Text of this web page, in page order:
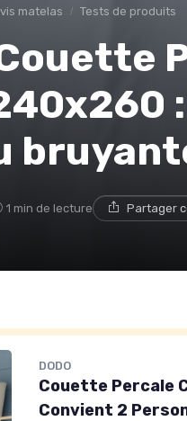
matelas Tests de produits
1 min de lecture Partager
DODO
Couette Percale
Convient 2